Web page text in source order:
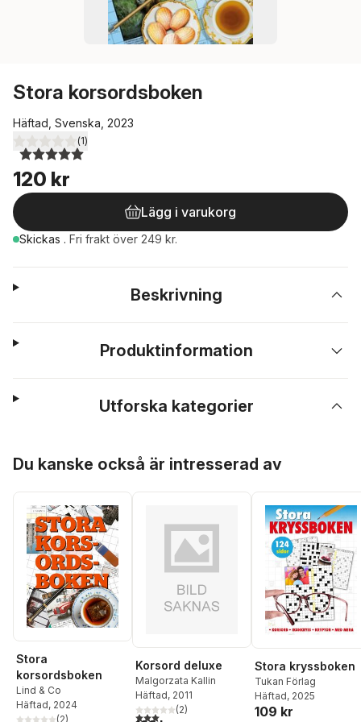
Stora korsordsboken
Häftad, Svenska, 2023
5,0utav 5 stjärnor. Totalt antal röster:
(1)
120 kr
Lägg i varukorg
Skickas . Fri frakt över 249 kr.
Beskrivning
Produktinformation
Utforska kategorier
Du kanske också är intresserad av
Stora
korsordsboken
Lind & Co
Häftad, 2024
(2)
Korsord deluxe
Malgorzata Kallin
Häftad, 2011
3,0utav 5 stjärnor. Totalt antal röster:
(2)
Stora kryssboken
Tukan Förlag
Häftad, 2025
109 kr